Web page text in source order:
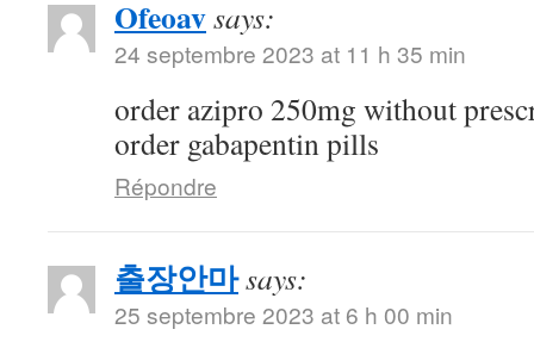
Ofeoavsays:
24 septembre 2023 at 11 h 35 min
order azipro 250mg without
order gabapentin pills
Répondre
출장안마says:
25 septembre 2023 at 6 h 00 min